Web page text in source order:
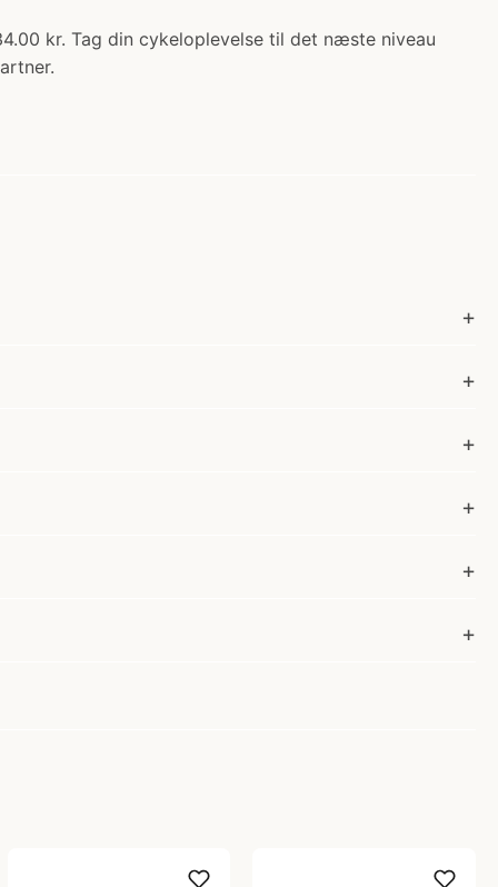
kr. Tag din cykeloplevelse til det næste niveau